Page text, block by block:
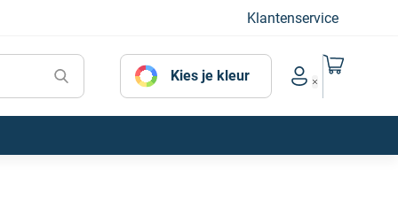
Klantenservice
Kies je kleur
Account menu
Naar mijn